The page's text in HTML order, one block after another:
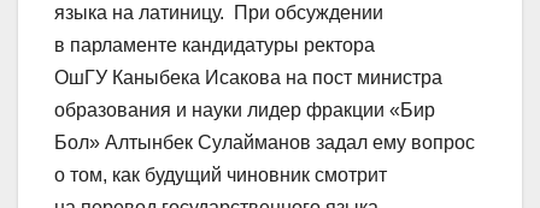
языка на латиницу. При обсуждении
в парламенте кандидатуры ректора
ОшГУ Каныбека Исакова на пост министра
образования и науки лидер фракции «Бир
Бол» Алтынбек Сулайманов задал ему вопрос
о том, как будущий чиновник смотрит